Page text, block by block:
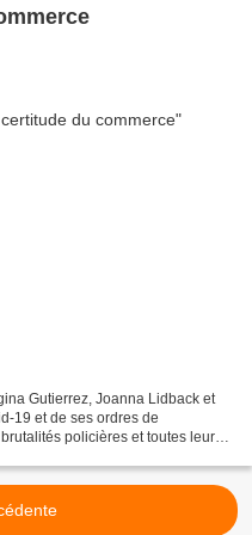
Gutierrez, Joanna Lidback et
19 et de ses ordres de
policières et toutes leurs